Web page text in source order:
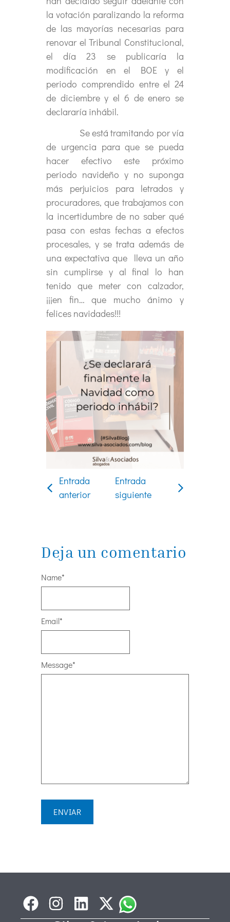
la votación paralizando la reforma
de las mayorías necesarias para
renovar el Tribunal Constitucional,
el día 23 se publicaría la
modificación en el BOE y el
periodo comprendido entre el 24
de diciembre y el 6 de enero se
declararía inhábil.
Se está tramitando por vía
de urgencia para que se pueda
hacer efectivo este próximo
periodo navideño y no suponga
más perjuicios para letrados y
procuradores, que trabajamos con
la incertidumbre de no saber qué
pasa con estas fechas a efectos
procesales, y se trata además de
una expectativa que lleva un año
sin cumplirse y al final lo han
tenido que meter con calzador,
¡¡¡en fin… que mucho ánimo y
felices navidades!!!
Entrada
anterior
Entrada
siguiente
Deja un comentario
Message*
Name*
Email*